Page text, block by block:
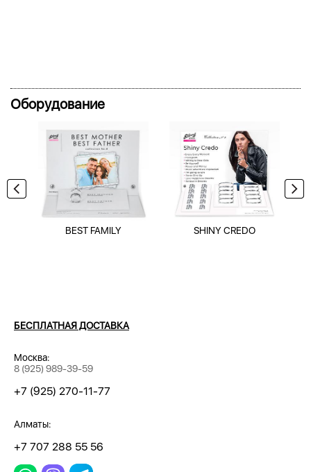
Оборудование
BEST FAMILY SHINY CREDO
БЕСПЛАТНАЯ ДОСТАВКА
Москва:
8 (925) 989-39-59
+7 (925) 270-11-77
Алматы:
+7 707 288 55 56